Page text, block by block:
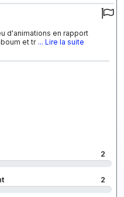
d'animations en rapport
et tr ... Lire la suite
2
2